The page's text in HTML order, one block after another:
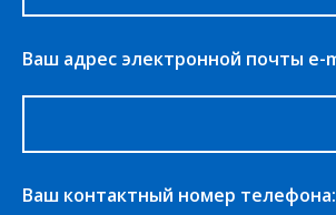
Ваш адрес электронной почты e-
Ваш контактный номер телефона: